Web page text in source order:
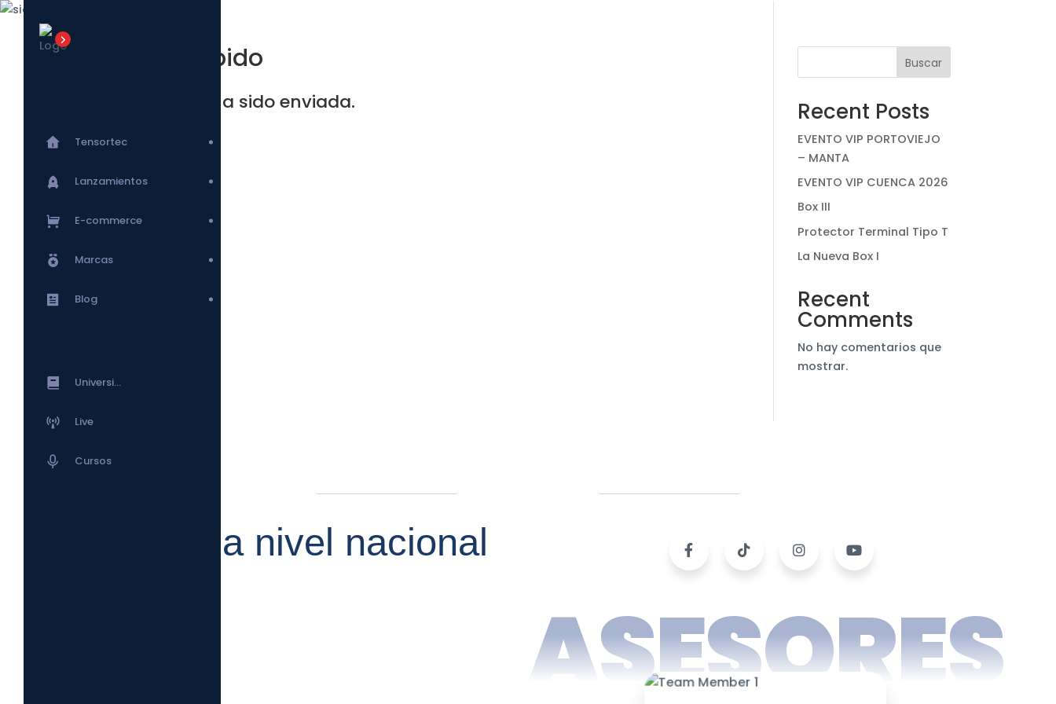
Tensortec
Lanzamientos
E-commerce
Marcas
Blog
Universidad Tensortec
Live
Cursos
Cita Recibido
Su solicitud ha sido enviada.
Buscar
Recent Posts
EVENTO VIP PORTOVIEJO
– MANTA
EVENTO VIP CUENCA 2026
Box III
Protector Terminal Tipo T
La Nueva Box I
Recent
Comments
No hay comentarios que
mostrar.
Envíos a nivel nacional
ASESORES